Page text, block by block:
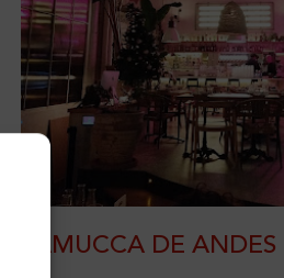
LAMUCCA DE ANDES